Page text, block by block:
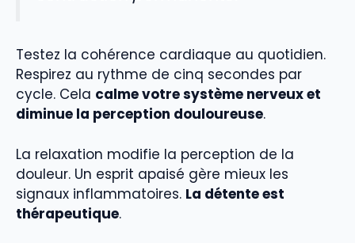
Testez la cohérence cardiaque au quotidien.
Respirez au rythme de cinq secondes par
cycle. Cela calme votre système nerveux et
diminue la perception douloureuse.
La relaxation modifie la perception de la
douleur. Un esprit apaisé gère mieux les
signaux inflammatoires. La détente est
thérapeutique.